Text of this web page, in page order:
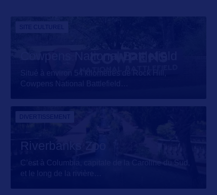
SITE CULTUREL
Cowpens National Battlefield
DIVERTISSEMENT
Riverbanks Zoo
C’est à Columbia, capitale de la Caroline du Sud,
et le long de la rivière